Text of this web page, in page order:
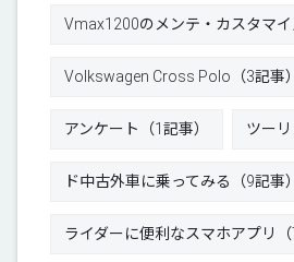
Vmax1200のメンテ・カスタマイ
Volkswagen Cross Polo（3記事）
アンケート（1記事） ツーリ
ド中古外車に乗ってみる（9記事）
ライダーに便利なスマホアプリ（